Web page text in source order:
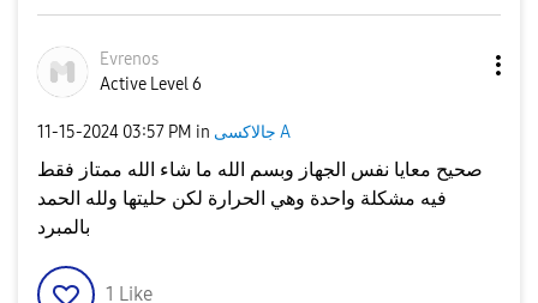
Evrenos
Active Level 6
‎11-15-2024 03:57 PM in جالاكسى A
صحيح معايا نفس الجهاز وبسم الله ما شاء الله ممتاز فقط
فيه مشكلة واحدة وهي الحرارة لكن حليتها ولله الحمد
بالمبرد
1 Like